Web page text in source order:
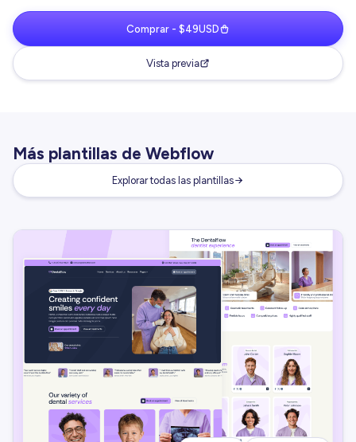
Comprar - $49USD
Vista previa
Más plantillas de Webflow
Explorar todas las plantillas